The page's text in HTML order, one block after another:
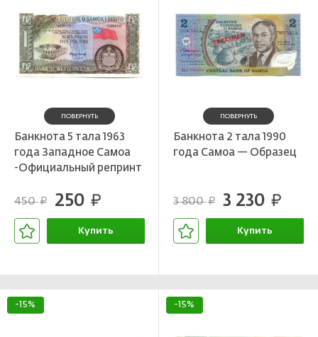
ПОВЕРНУТЬ
Банкнота 5 тала 1963
года Западное Самоа
-Официальный репринт
450руб. 250 руб.
Купить
ПОВЕРНУТЬ
Банкнота 2 тала 1990
года Самоа — Образец
3 800руб. 3 230 руб.
Купить
-15% -15%